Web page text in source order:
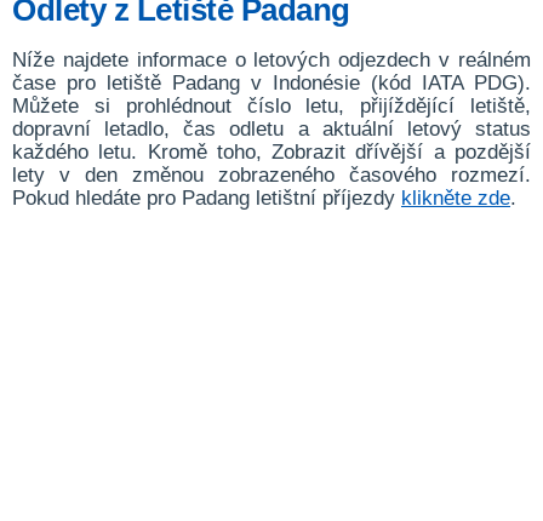
Odlety z Letiště Padang
Níže najdete informace o letových odjezdech v reálném
čase pro letiště Padang v Indonésie (kód IATA PDG).
Můžete si prohlédnout číslo letu, přijíždějící letiště,
dopravní letadlo, čas odletu a aktuální letový status
každého letu. Kromě toho, Zobrazit dřívější a pozdější
lety v den změnou zobrazeného časového rozmezí.
Pokud hledáte pro Padang letištní příjezdy klikněte zde.